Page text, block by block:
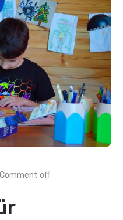
Comment off